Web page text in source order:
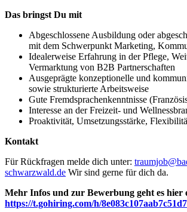
Das bringst Du mit
Abgeschlossene Ausbildung oder
mit dem Schwerpunkt Marketing,
Idealerweise Erfahrung in der Pflege,
Vermarktung von B2B Partnerschaften
Ausgeprägte konzeptionelle und
sowie strukturierte Arbeitsweise
Gute Fremdsprachenkenntnisse
Interesse an der Freizeit- und
Proaktivität, Umsetzungsstärke,
Kontakt
Für Rückfragen melde dich unter:
schwarzwald.de Wir sind gerne für dich da.
Mehr Infos und zur Bewerbung geht es hier
https://t.gohiring.com/h/